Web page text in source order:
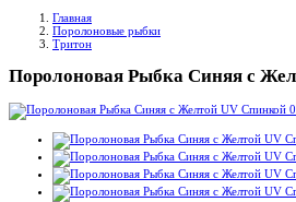
Главная
Поролоновые рыбки
Тритон
Поролоновая Рыбка Синяя с